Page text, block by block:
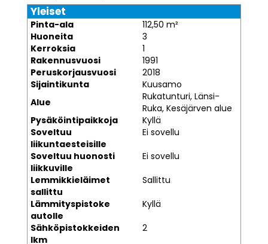
Yleiset
Pinta-ala
112,50 m²
Huoneita
3
Kerroksia
1
Rakennusvuosi
1991
Peruskorjausvuosi
2018
Sijaintikunta
Kuusamo
Alue
Rukatunturi, Länsi-
Ruka, Kesäjärven alue
Pysäköintipaikkoja
Kyllä
Soveltuu
liikuntaesteisille
Ei sovellu
Soveltuu huonosti
liikkuville
Ei sovellu
Lemmikkieläimet
sallittu
Sallittu
Lämmityspistoke
autolle
Kyllä
Sähköpistokkeiden
lkm
2